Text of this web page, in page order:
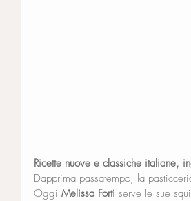
Ricette nuove e classiche italiane,
Dapprima passatempo, la
Oggi Melissa Forti serve le sue